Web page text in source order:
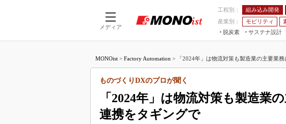
メディア
工程別： 組み込み開発
産業別：
モビリティ
脱炭素
サステナ設計
つながる工場AI×設備保全
MONOist > Factory Automation > 「2024年」は物流対策も製造業の主要業務
「2024年」は物流対策も製造業
連携をタギングで
ものづくりDXのプロが聞く